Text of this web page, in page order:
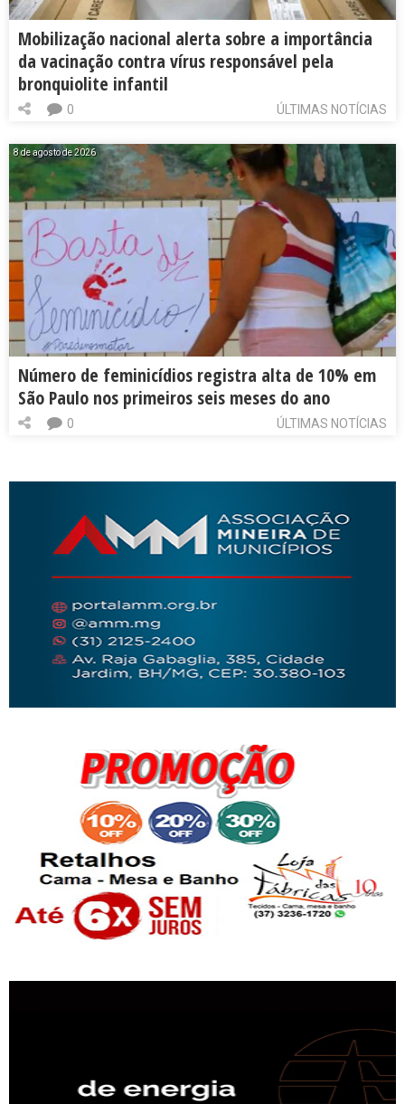
Mobilização nacional alerta sobre a importância
da vacinação contra vírus responsável pela
bronquiolite infantil
ÚLTIMAS NOTÍCIAS
0
8 de agosto de 2026
Número de feminicídios registra alta de 10% em
São Paulo nos primeiros seis meses do ano
ÚLTIMAS NOTÍCIAS
0